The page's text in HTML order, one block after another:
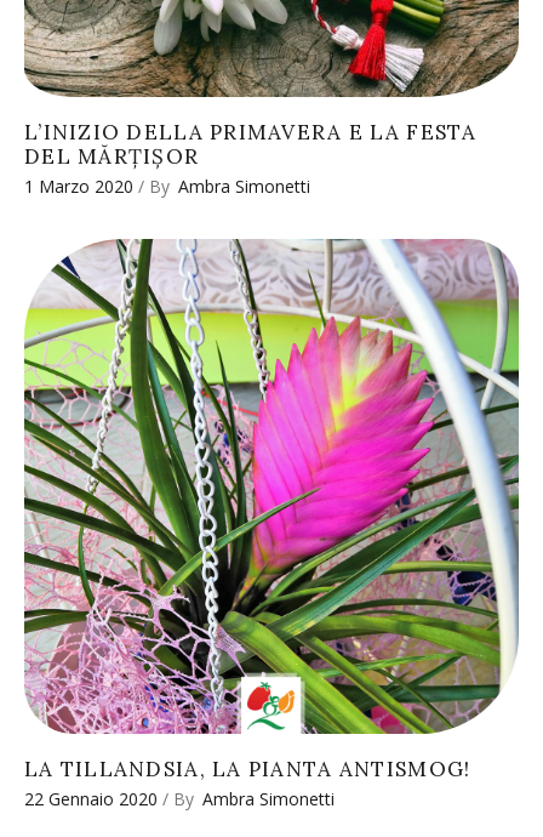
L’INIZIO DELLA PRIMAVERA E LA FESTA
DEL MĂRȚIȘOR
1 Marzo 2020 By Ambra Simonetti
LA TILLANDSIA, LA PIANTA ANTISMOG!
22 Gennaio 2020 By Ambra Simonetti